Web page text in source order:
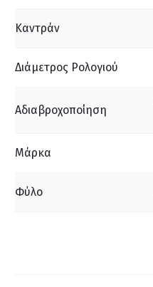
Καντράν
Διάμετρος Ρολογιού
Αδιαβροχοποίηση
Μάρκα
Φύλο